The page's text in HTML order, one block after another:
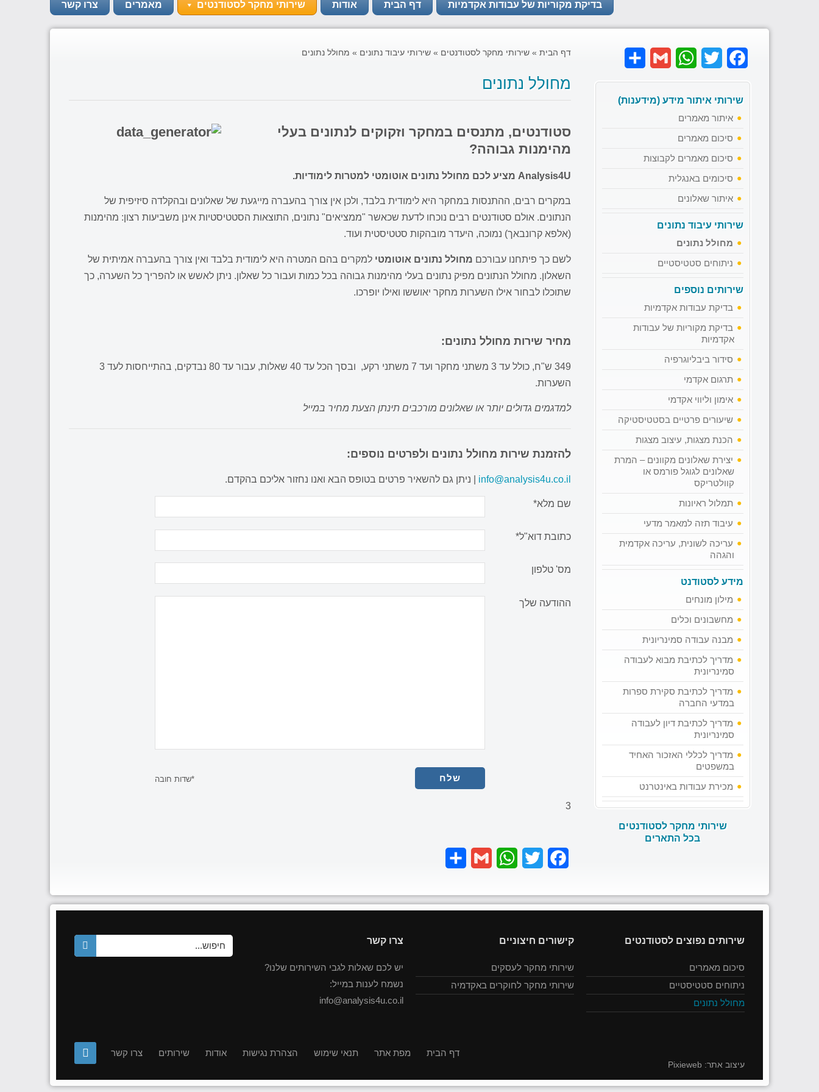
בדיקת מקוריות של עבודות אקדמיות דף הבית אודות שירותי מחקר לסטודנטים מאמרים צרו קשר
Facebook
Twitter
WhatsApp
Gmail
שירותי איתור מידע (מידענות)
איתור מאמרים
סיכום מאמרים
סיכום מאמרים לקבוצות
סיכומים באנגלית
איתור שאלונים
שירותי עיבוד נתונים
מחולל נתונים
ניתוחים סטטיסטיים
שירותים נוספים
בדיקת עבודות אקדמיות
בדיקת מקוריות של עבודות
אקדמיות
סידור ביבליוגרפיה
תרגום אקדמי
אימון וליווי אקדמי
שיעורים פרטיים בסטטיסטיקה
הכנת מצגות, עיצוב מצגות
יצירת שאלונים מקוונים – המרת
שאלונים לגוגל פורמס או
קוולטריקס
תמלול ראיונות
עיבוד תזה למאמר מדעי
עריכה לשונית, עריכה אקדמית
והגהה
מידע לסטודנט
מילון מונחים
מחשבונים וכלים
מבנה עבודה סמינריונית
מדריך לכתיבת מבוא לעבודה
סמינריונית
מדריך לכתיבת סקירת ספרות
במדעי החברה
מדריך לכתיבת דיון לעבודה
סמינריונית
מדריך לכללי האזכור האחיד
במשפטים
מכירת עבודות באינטרנט
שירותי מחקר לסטודנטים
בכל התארים
דף הבית »שירותי מחקר לסטודנטים »שירותי עיבוד נתונים » מחולל נתונים
מחולל נתונים
סטודנטים, מתנסים במחקר וזקוקים לנתונים בעלי
מהימנות גבוהה?
Analysis4U מציע לכם מחולל נתונים אוטומטי למטרות לימודיות.
במקרים רבים, ההתנסות במחקר היא לימודית בלבד, ולכן אין צורך בהעברה מייגעת של שאלונים ובהקלדה סיזיפית של
הנתונים. אולם סטודנטים רבים נוכחו לדעת שכאשר "ממציאים" נתונים, התוצאות הסטטיסטיות אינן משביעות רצון: מהימנות
(אלפא קרונבאך) נמוכה, היעדר מובהקות סטטיסטית ועוד.
לשם כך פיתחנו עבורכם מחולל נתונים אוטומטי למקרים בהם המטרה היא לימודית בלבד ואין צורך בהעברה אמיתית של
השאלון. מחולל הנתונים מפיק נתונים בעלי מהימנות גבוהה בכל כמות ועבור כל שאלון. ניתן לאשש או להפריך כל השערה, כך
שתוכלו לבחור אילו השערות מחקר יאוששו ואילו יופרכו.
מחיר שירות מחולל נתונים:
349 ש"ח, כולל עד 3 משתני מחקר ועד 7 משתני רקע, ובסך הכל עד 40 שאלות, עבור עד 80 נבדקים, בהתייחסות לעד 3
השערות.
למדגמים גדולים יותר או שאלונים מורכבים תינתן הצעת מחיר במייל
להזמנת שירות מחולל נתונים ולפרטים נוספים:
info@analysis4u.co.il | ניתן גם להשאיר פרטים בטופס הבא ואנו נחזור אליכם בהקדם.
שם מלא*
כתובת דוא"ל*
מס' טלפון
ההודעה שלך
*שדות חובה
3
Facebook
Twitter
WhatsApp
Gmail
שירותים נפוצים לסטודנטים
סיכום מאמרים
ניתוחים סטטיסטיים
מחולל נתונים
קישורים חיצוניים
שירותי מחקר לעסקים
שירותי מחקר לחוקרים באקדמיה
צרו קשר
יש לכם שאלות לגבי השירותים שלנו?
נשמח לענות במייל:
info@analysis4u.co.il
עיצוב אתר: Pixieweb
דף הבית מפת אתר תנאי שימוש הצהרת נגישות אודות שירותים צרו קשר